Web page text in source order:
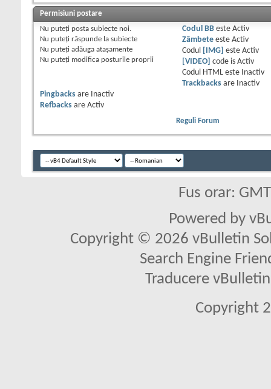
Permisiuni postare
Nu puteţi posta subiecte noi.
Nu puteţi răspunde la subiecte
Nu puteţi adăuga ataşamente
Nu puteţi modifica posturile proprii
Codul BBeste Activ
Zâmbeteeste Activ
Codul
[IMG] este Activ
[VIDEO]
code is Activ
Codul HTML este
Inactiv
Trackbacksare
Inactiv
Pingbacks are
Inactiv
Refbacks are Activ
Reguli Forum
Fus orar:
Powered by
Copyright © 2026 vBulletin
Search Engine
Traducere
Copyright